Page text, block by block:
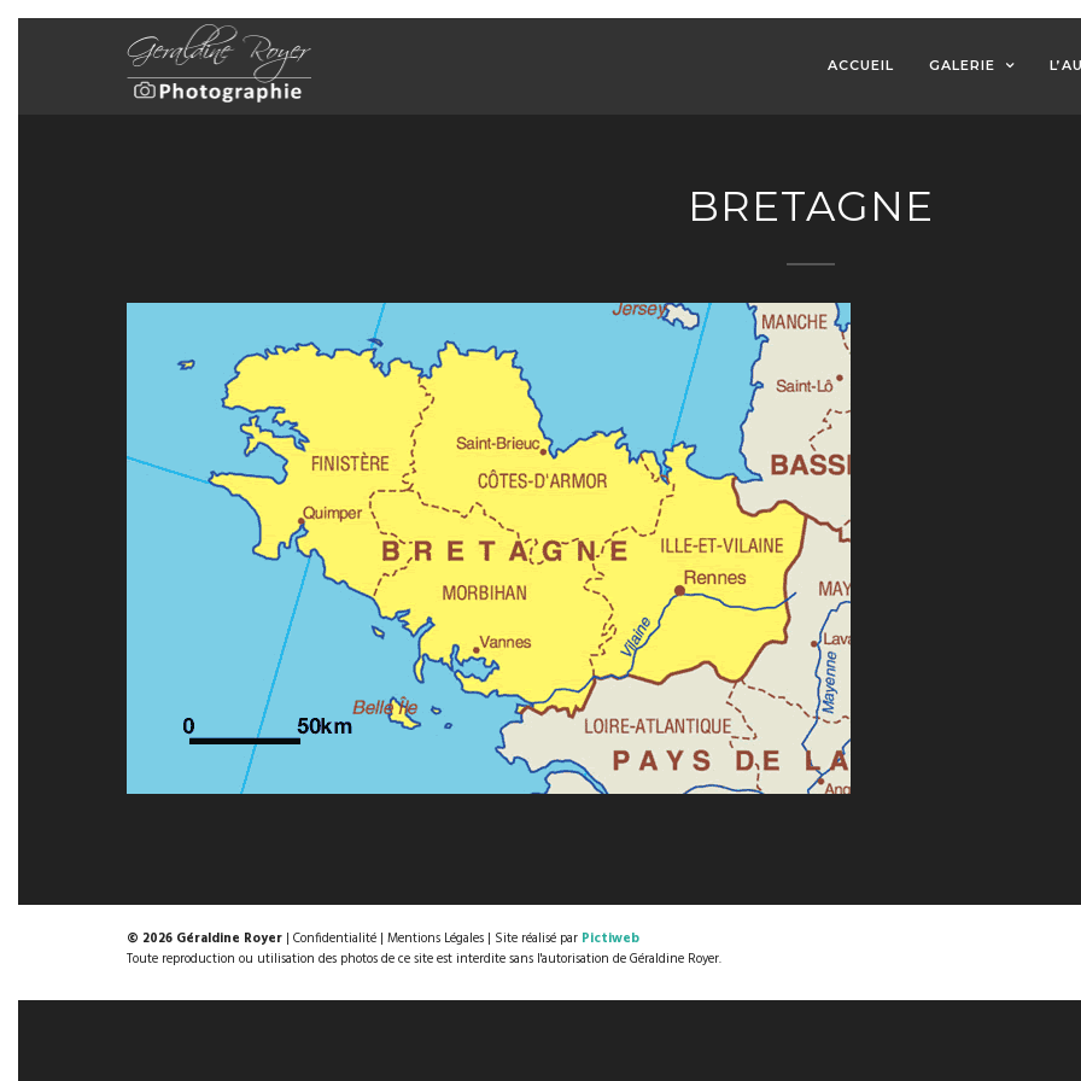
ACCUEIL GALERIE
BRETAGNE
© 2026 Géraldine Royer | Confidentialité | Mentions Légales | Site réalisé par Pictiweb
Toute reproduction ou utilisation des photos de ce site est interdite sans l'autorisation de Géraldine Royer.